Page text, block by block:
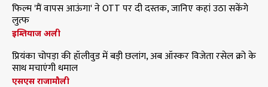
फिल्म 'मैं वापस आऊंगा' ने OTT पर दी दस्तक, जानिए कहां उठा सकेंगे
लुत्फ
इम्तियाज अली
प्रियंका चोपड़ा की हॉलीवुड में बड़ी छलांग, अब ऑस्कर विजेता रसेल क्रो के
साथ मचाएंगी धमाल
एसएस राजामौली